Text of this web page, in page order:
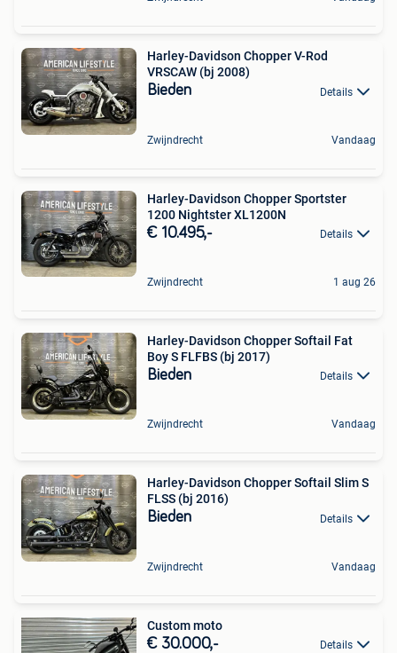
Harley-Davidson Chopper V-Rod
VRSCAW (bj 2008)
Bieden Details
Zwijndrecht Vandaag
Harley-Davidson Chopper Sportster
1200 Nightster XL1200N
€ 10.495,- Details
Zwijndrecht 1 aug 26
Harley-Davidson Chopper Softail Fat
Boy S FLFBS (bj 2017)
Bieden Details
Zwijndrecht Vandaag
Harley-Davidson Chopper Softail Slim S
FLSS (bj 2016)
Bieden Details
Zwijndrecht Vandaag
Custom moto
€ 30.000,- Details